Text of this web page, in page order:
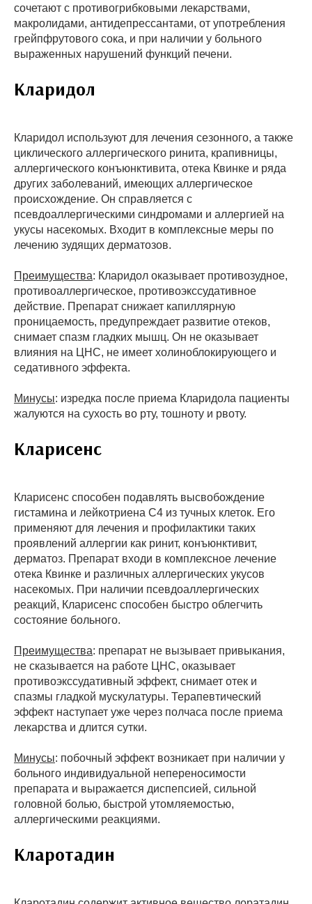
сочетают с противогрибковыми лекарствами,
макролидами, антидепрессантами, от употребления
грейпфрутового сока, и при наличии у больного
выраженных нарушений функций печени.
Кларидол
Кларидол используют для лечения сезонного, а также
циклического аллергического ринита, крапивницы,
аллергического конъюнктивита, отека Квинке и ряда
других заболеваний, имеющих аллергическое
происхождение. Он справляется с
псевдоаллергическими синдромами и аллергией на
укусы насекомых. Входит в комплексные меры по
лечению зудящих дерматозов.
Преимущества: Кларидол оказывает противозудное,
противоаллергическое, противоэкссудативное
действие. Препарат снижает капиллярную
проницаемость, предупреждает развитие отеков,
снимает спазм гладких мышц. Он не оказывает
влияния на ЦНС, не имеет холиноблокирующего и
седативного эффекта.
Минусы: изредка после приема Кларидола пациенты
жалуются на сухость во рту, тошноту и рвоту.
Кларисенс
Кларисенс способен подавлять высвобождение
гистамина и лейкотриена С4 из тучных клеток. Его
применяют для лечения и профилактики таких
проявлений аллергии как ринит, конъюнктивит,
дерматоз. Препарат входи в комплексное лечение
отека Квинке и различных аллергических укусов
насекомых. При наличии псевдоаллергических
реакций, Кларисенс способен быстро облегчить
состояние больного.
Преимущества: препарат не вызывает привыкания,
не сказывается на работе ЦНС, оказывает
противоэкссудативный эффект, снимает отек и
спазмы гладкой мускулатуры. Терапевтический
эффект наступает уже через полчаса после приема
лекарства и длится сутки.
Минусы: побочный эффект возникает при наличии у
больного индивидуальной непереносимости
препарата и выражается диспепсией, сильной
головной болью, быстрой утомляемостью,
аллергическими реакциями.
Кларотадин